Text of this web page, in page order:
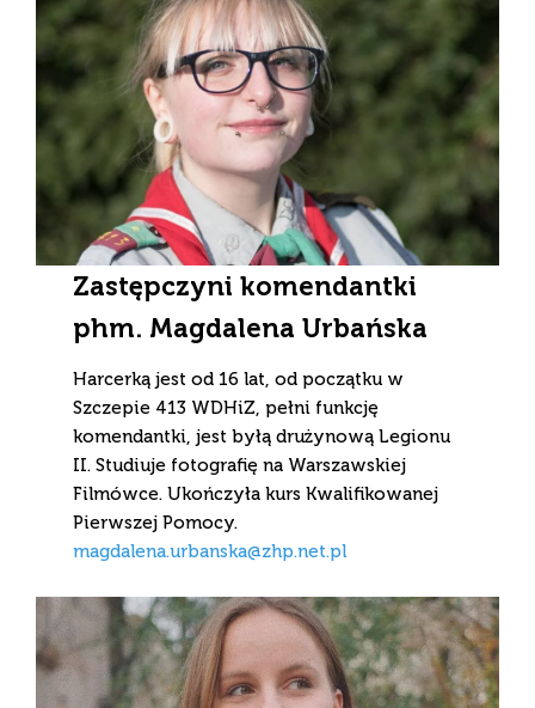
Zastępczyni komendantki
phm. Magdalena Urbańska
Harcerką jest od 16 lat, od początku w
Szczepie 413 WDHiZ, pełni funkcję
komendantki, jest byłą drużynową Legionu
II. Studiuje fotografię na Warszawskiej
Filmówce. Ukończyła kurs Kwalifikowanej
Pierwszej Pomocy.
magdalena.urbanska@zhp.net.pl